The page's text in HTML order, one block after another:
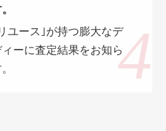
ユース｣が持つ膨大なデ
ーに査定結果をお知ら